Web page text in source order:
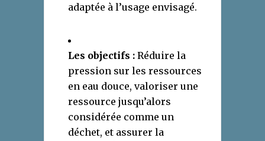
adaptée à l’usage envisagé.
Les objectifs : Réduire la
pression sur les ressources
en eau douce, valoriser une
ressource jusqu’alors
considérée comme un
déchet, et assurer la